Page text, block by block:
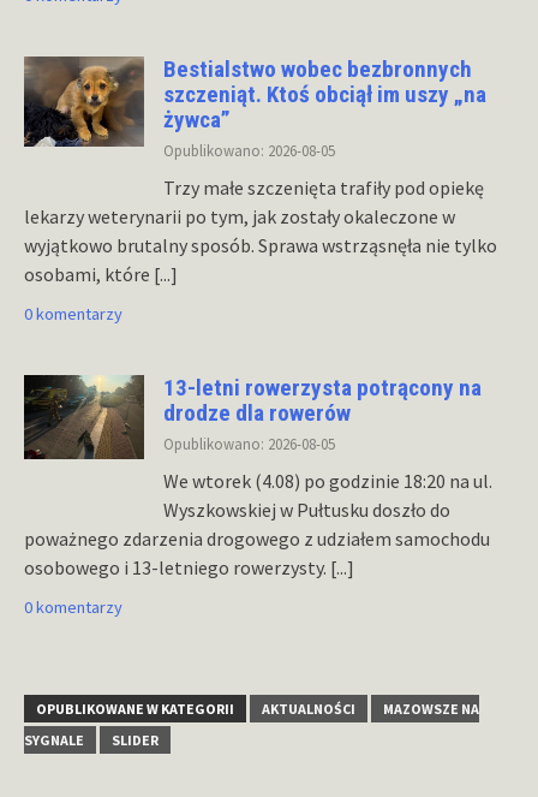
Bestialstwo wobec bezbronnych
szczeniąt. Ktoś obciął im uszy „na
żywca”
Opublikowano: 2026-08-05
Trzy małe szczenięta trafiły pod opiekę
lekarzy weterynarii po tym, jak zostały okaleczone w
wyjątkowo brutalny sposób. Sprawa wstrząsnęła nie tylko
osobami, które [...]
0 komentarzy
13-letni rowerzysta potrącony na
drodze dla rowerów
Opublikowano: 2026-08-05
We wtorek (4.08) po godzinie 18:20 na ul.
Wyszkowskiej w Pułtusku doszło do
poważnego zdarzenia drogowego z udziałem samochodu
osobowego i 13-letniego rowerzysty. [...]
0 komentarzy
OPUBLIKOWANE W KATEGORII AKTUALNOŚCI
MAZOWSZE NA
SYGNALE
SLIDER